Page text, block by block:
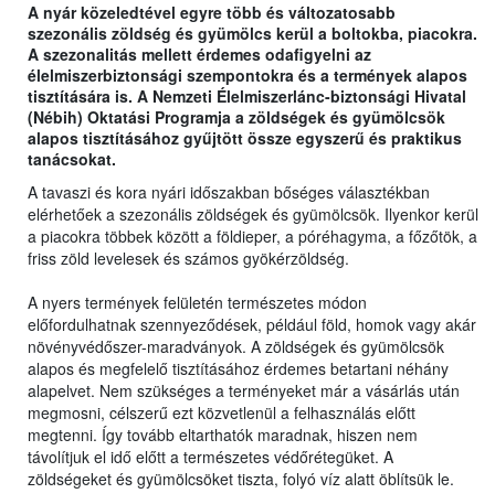
A nyár közeledtével egyre több és változatosabb
szezonális zöldség és gyümölcs kerül a boltokba, piacokra.
A szezonalitás mellett érdemes odafigyelni az
élelmiszerbiztonsági szempontokra és a termények alapos
tisztítására is. A Nemzeti Élelmiszerlánc-biztonsági Hivatal
(Nébih) Oktatási Programja a zöldségek és gyümölcsök
alapos tisztításához gyűjtött össze egyszerű és praktikus
tanácsokat.
A tavaszi és kora nyári időszakban bőséges választékban
elérhetőek a szezonális zöldségek és gyümölcsök. Ilyenkor kerül
a piacokra többek között a földieper, a póréhagyma, a főzőtök, a
friss zöld levelesek és számos gyökérzöldség.
A nyers termények felületén természetes módon
előfordulhatnak szennyeződések, például föld, homok vagy akár
növényvédőszer-maradványok. A zöldségek és gyümölcsök
alapos és megfelelő tisztításához érdemes betartani néhány
alapelvet. Nem szükséges a terményeket már a vásárlás után
megmosni, célszerű ezt közvetlenül a felhasználás előtt
megtenni. Így tovább eltarthatók maradnak, hiszen nem
távolítjuk el idő előtt a természetes védőrétegüket. A
zöldségeket és gyümölcsöket tiszta, folyó víz alatt öblítsük le.